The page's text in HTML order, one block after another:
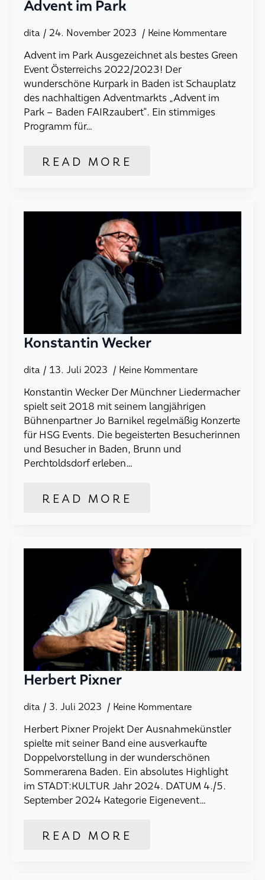
Advent im Park
dita 24. November 2023 Keine Kommentare
Advent im Park Ausgezeichnet als bestes Green
Event Österreichs 2022/2023! Der
wunderschöne Kurpark in Baden ist Schauplatz
des nachhaltigen Adventmarkts „Advent im
Park – Baden FAIRzaubert“. Ein stimmiges
Programm für…
READ MORE
Konstantin Wecker
dita 13. Juli 2023 Keine Kommentare
Konstantin Wecker Der Münchner Liedermacher
spielt seit 2018 mit seinem langjährigen
Bühnenpartner Jo Barnikel regelmäßig Konzerte
für HSG Events. Die begeisterten Besucherinnen
und Besucher in Baden, Brunn und
Perchtoldsdorf erleben…
READ MORE
Herbert Pixner
dita 3. Juli 2023 Keine Kommentare
Herbert Pixner Projekt Der Ausnahmekünstler
spielte mit seiner Band eine ausverkaufte
Doppelvorstellung in der wunderschönen
Sommerarena Baden. Ein absolutes Highlight
im STADT:KULTUR Jahr 2024. DATUM 4./5.
September 2024 Kategorie Eigenevent…
READ MORE